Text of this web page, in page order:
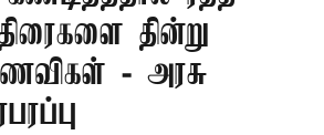
தின்று
- அரசு